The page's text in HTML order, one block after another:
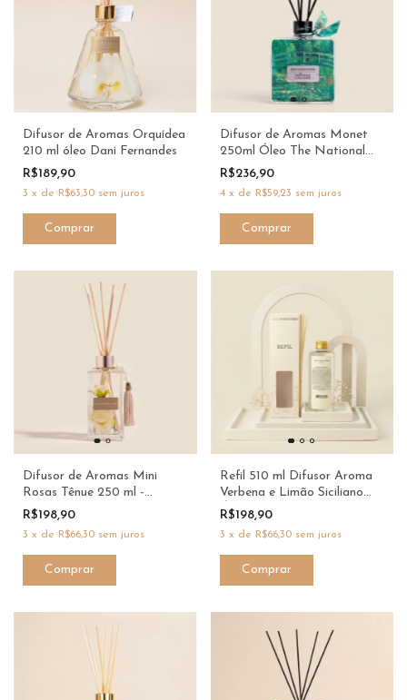
Difusor de Aromas Orquídea
210 ml óleo Dani Fernandes
R$189,90
3 x de R$63,30 sem juros
Difusor de Aromas Monet
250ml Óleo The National
Gallery Dani Fernandes
R$236,90
4 x de R$59,23 sem juros
Difusor de Aromas Mini
Rosas Tênue 250 ml -
Branco - Dani Fernandes
R$198,90
3 x de R$66,30 sem juros
Refil 510 ml Difusor Aroma
Verbena e Limão Siciliano
Óleo - Dani Fernandes
R$198,90
3 x de R$66,30 sem juros